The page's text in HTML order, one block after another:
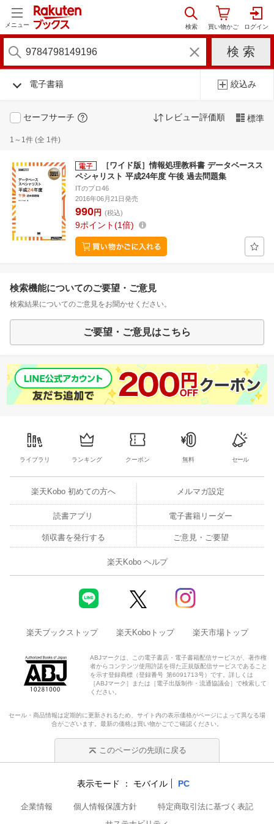
メニュー
電子書籍 絞込み
セーフサーチ レビュー評価順 標準
1～1件 (全 1件)
［ワイド版］情報処理教科書 データベースス
ペシャリスト 平成24年度 午後 過去問題集
ITのプロ46
2016年06月21日発売
990円 (税込)
9ポイント 1倍
検索機能についてのご要望・ご意見
検索結果についてのご意見をお聞かせください。
ご要望・ご意見はこちら
ライブラリ ランキング クーポン 無料 セール
楽天Kobo 初めての方へ メルマガ設定
読書アプリ 電子書籍リーダー
領収書を発行する ご意見・ご要望
楽天Kobo ヘルプ
楽天ブックストップ 楽天Koboトップ 楽天市場トップ
ABJマークは、この電子書店・電子書籍配信サービスが、著作権
者からコンテンツ使用許諾を得た正規版配信サービスであること
を示す登録商標（登録番号 第6091713号）です。詳しくは
［ABJマーク］または［電子出版制作・流通協議会］で検索して
ください。
セール・商品情報は定期的に更新されるため、サイト内の表示価格がページによって異なる場
合がございます。最新の価格は買い物かごでご確認ください。
このページの先頭に戻る
表示モード モバイル PC
企業情報 個人情報保護方針
特定商取引法に基づく表記